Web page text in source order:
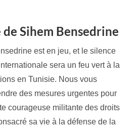
de Sihem Bensedrine
est en jeu, et le silence
sera un feu vert à la
en Tunisie. Nous vous
des mesures urgentes pour
courageuse militante des droits
sa vie à la défense de la